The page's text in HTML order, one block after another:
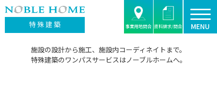
特 殊 建 築
施設の設計から施工、施設内コーディネイトまで。
特殊建築のワンパスサービスはノーブルホームへ。
事業用地問合 資料請求/問合 MENU